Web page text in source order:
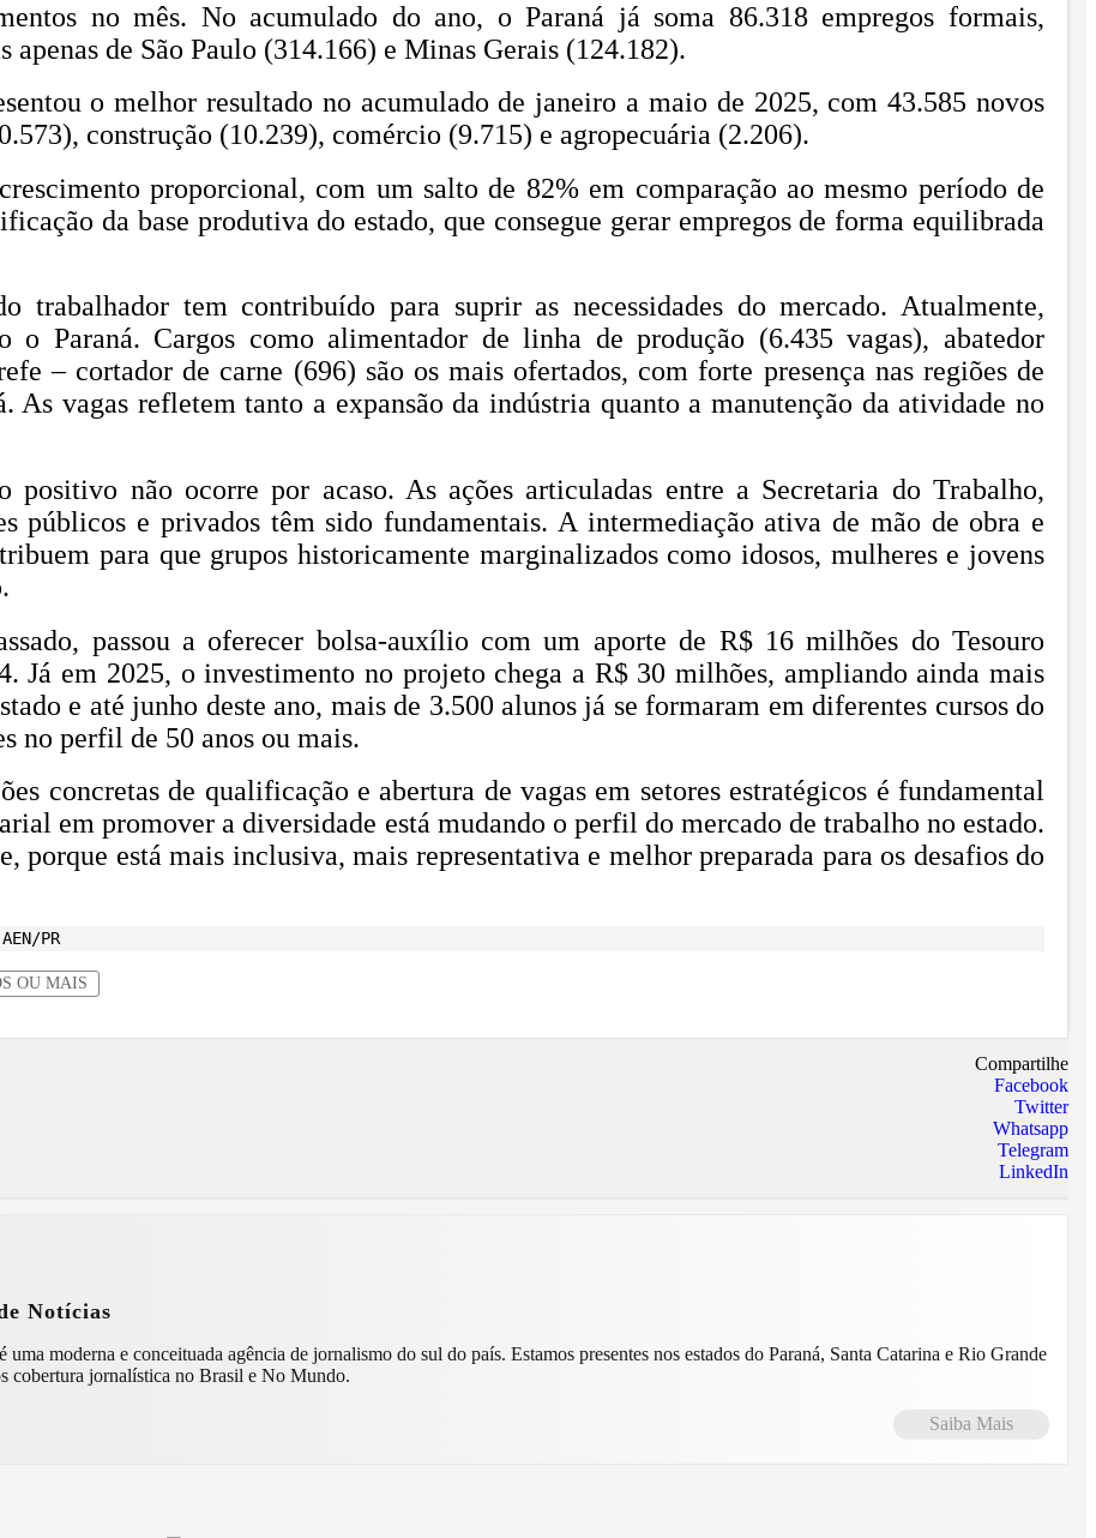
no mês. No acumulado do ano, o Paraná já soma 86.318 empregos formais,
de São Paulo (314.166) e Minas Gerais (124.182).
o melhor resultado no acumulado de janeiro a maio de 2025, com 43.585 novos
construção (10.239), comércio (9.715) e agropecuária (2.206).
proporcional, com um salto de 82% em comparação ao mesmo período de
da base produtiva do estado, que consegue gerar empregos de forma equilibrada
trabalhador tem contribuído para suprir as necessidades do mercado. Atualmente,
o Paraná. Cargos como alimentador de linha de produção (6.435 vagas), abatedor
– cortador de carne (696) são os mais ofertados, com forte presença nas regiões de
vagas refletem tanto a expansão da indústria quanto a manutenção da atividade no
positivo não ocorre por acaso. As ações articuladas entre a Secretaria do Trabalho,
públicos e privados têm sido fundamentais. A intermediação ativa de mão de obra e
para que grupos historicamente marginalizados como idosos, mulheres e jovens
passou a oferecer bolsa-auxílio com um aporte de R$ 16 milhões do Tesouro
Já em 2025, o investimento no projeto chega a R$ 30 milhões, ampliando ainda mais
e até junho deste ano, mais de 3.500 alunos já se formaram em diferentes cursos do
no perfil de 50 anos ou mais.
concretas de qualificação e abertura de vagas em setores estratégicos é fundamental
em promover a diversidade está mudando o perfil do mercado de trabalho no estado.
porque está mais inclusiva, mais representativa e melhor preparada para os desafios do
PR
OU MAIS
Compartilhe
Facebook
Twitter
Whatsapp
Telegram
LinkedIn
Notícias
agência de jornalismo do sul do país. Estamos presentes nos estados do Paraná, Santa Catarina e Rio Grande
cobertura jornalística no Brasil e No Mundo.
Saiba Mais